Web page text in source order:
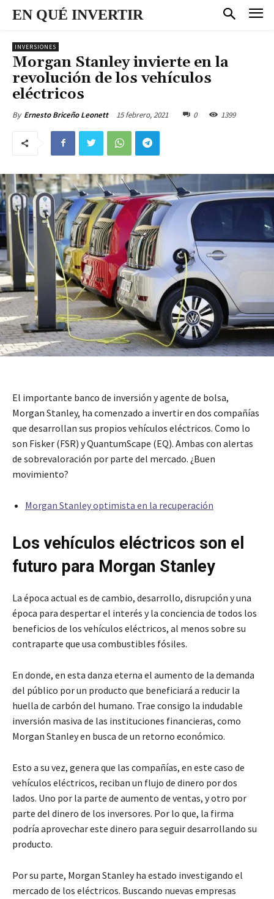
EN QUÉ INVERTIR
INVERSIONES
Morgan Stanley invierte en la
revolución de los vehículos
eléctricos
By Ernesto Briceño Leonett 15 febrero, 2021 0 1399
El importante banco de inversión y agente de bolsa,
Morgan Stanley, ha comenzado a invertir en dos compañías
que desarrollan sus propios vehículos eléctricos. Como lo
son Fisker (FSR) y QuantumScape (EQ). Ambas con alertas
de sobrevaloración por parte del mercado. ¿Buen
movimiento?
Morgan Stanley optimista en la recuperación
Los vehículos eléctricos son el
futuro para Morgan Stanley
La época actual es de cambio, desarrollo, disrupción y una
época para despertar el interés y la conciencia de todos los
beneficios de los vehículos eléctricos, al menos sobre su
contraparte que usa combustibles fósiles.
En donde, en esta danza eterna el aumento de la demanda
del público por un producto que beneficiará a reducir la
huella de carbón del humano. Trae consigo la indudable
inversión masiva de las instituciones financieras, como
Morgan Stanley en busca de un retorno económico.
Esto a su vez, genera que las compañías, en este caso de
vehículos eléctricos, reciban un flujo de dinero por dos
lados. Uno por la parte de aumento de ventas, y otro por
parte del dinero de los inversores. Por lo que, la firma
podría aprovechar este dinero para seguir desarrollando su
producto.
Por su parte, Morgan Stanley ha estado investigando el
mercado de los eléctricos. Buscando nuevas empresas